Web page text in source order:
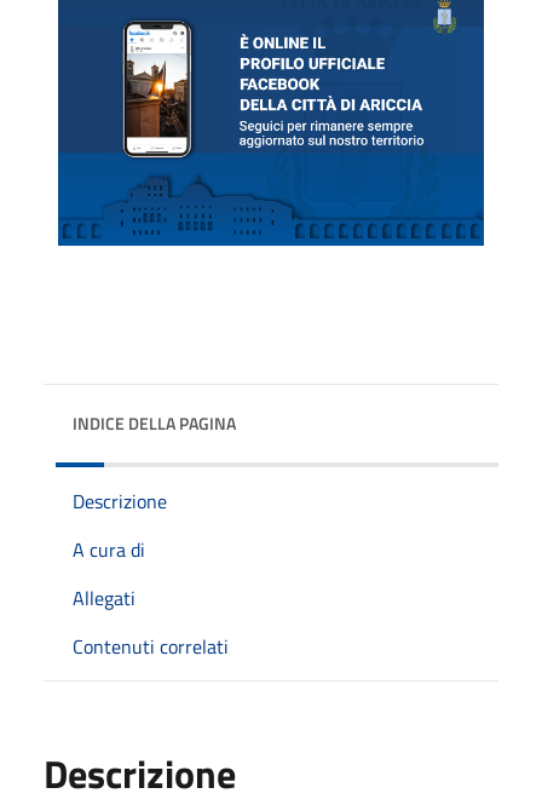
INDICE DELLA PAGINA
Descrizione
A cura di
Allegati
Contenuti correlati
Descrizione